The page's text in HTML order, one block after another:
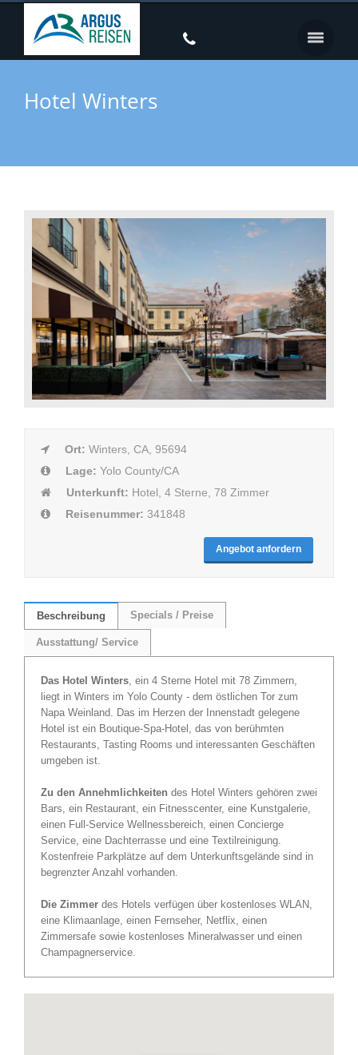
Hotel Winters
Ort: Winters, CA, 95694
Lage: Yolo County/CA
Unterkunft: Hotel, 4 Sterne, 78 Zimmer
Reisenummer: 341848
Angebot anfordern
Beschreibung Specials / Preise
Ausstattung/ Service
Das Hotel Winters , ein 4 Sterne Hotel mit 78 Zimmern,
liegt in Winters im Yolo County - dem östlichen Tor zum
Napa Weinland. Das im Herzen der Innenstadt gelegene
Hotel ist ein Boutique-Spa-Hotel, das von berühmten
Restaurants, Tasting Rooms und interessanten Geschäften
umgeben ist.
Zu den Annehmlichkeiten des Hotel Winters gehören zwei
Bars, ein Restaurant, ein Fitnesscenter, eine Kunstgalerie,
einen Full-Service Wellnessbereich, einen Concierge
Service, eine Dachterrasse und eine Textilreinigung.
Kostenfreie Parkplätze auf dem Unterkunftsgelände sind in
begrenzter Anzahl vorhanden.
Die Zimmer des Hotels verfügen über kostenloses WLAN,
eine Klimaanlage, einen Fernseher, Netflix, einen
Zimmersafe sowie kostenloses Mineralwasser und einen
Champagnerservice.